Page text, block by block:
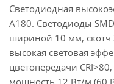
Светодиодная
A180. Светодиоды
шириной 10 мм,
высокая световая
цветопередачи
мощность 12 Вт/м (60